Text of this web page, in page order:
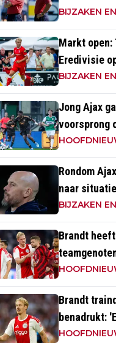
spelen,
BIJZAKEN
Markt open:
Eredivisie
BIJZAKEN
Jong Ajax
voorsprong
Rondom
naar
basis om op
BIJZAKEN
Brandt
dat Mika te
Brandt
benadrukt:
nabootsen